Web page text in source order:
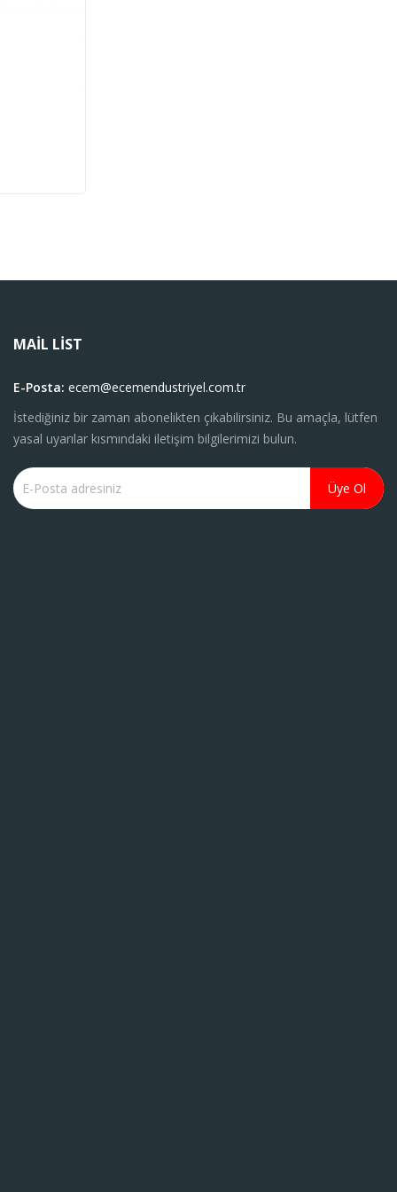
MAIL LIST
E-Posta: ecem@ecemendustriyel.com.tr
İstediğiniz bir zaman abonelikten çıkabilirsiniz. Bu amaçla, lütfen
yasal uyarılar kısmındaki iletişim bilgilerimizi bulun.